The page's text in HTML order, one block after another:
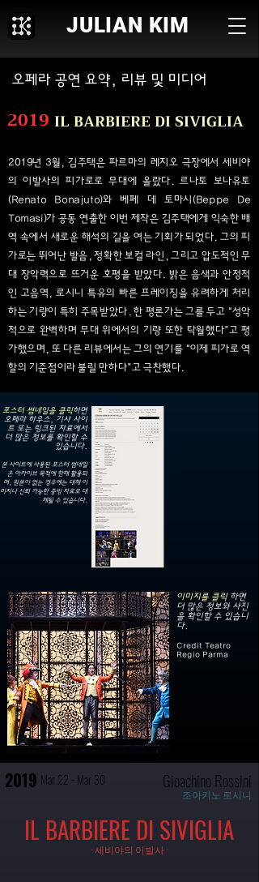
JULIAN KIM
오페라 공연 요약, 리뷰 및 미디어
2019 IL BARBIERE DI SIVIGLIA
2019년 3월, 김주택은 파르마의 레지오 극장에서 세비야
의 이발사의 피가로로 무대에 올랐다. 르나토 보나유토
(Renato Bonajuto)와 베페 데 토마시(Beppe De
Tomasi)가 공동 연출한 이번 제작은 김주택에게 익숙한 배
역 속에서 새로운 해석의 길을 여는 기회가 되었다. 그의 피
가로는 뛰어난 발음, 정확한 보컬 라인, 그리고 압도적인 무
대 장악력으로 뜨거운 호평을 받았다. 밝은 음색과 안정적
인 고음역, 로시니 특유의 빠른 프레이징을 유려하게 처리
하는 기량이 특히 주목받았다. 한 평론가는 그를 두고 “성악
적으로 완벽하며 무대 위에서의 기량 또한 탁월했다”고 평
가했으며, 또 다른 리뷰에서는 그의 연기를 “이제 피가로 역
할의 기준점이라 불릴 만하다”고 극찬했다.
포스터 썸네일을 클릭하면
오페라 하우스, 기사 사이
트 또는 링크된 자료에서
더 많은 정보를 확인할 수
있습니다.
본 사이트에 사용된 포스터 썸네일
은 아카이브 목적에 한해 활용되
며, 원본이 없는 경우에는 대체 이
미지나 신뢰 가능한 증빙 자료로 대
체될 수 있습니다.
이미지를 클릭 하면
더 많은 정보와 사진
을 확인할 수 있습니
다.
Credit Teatro
Regio Parma
2019 Mar 22 - Mar 30 Gioachino Rossini
조아키노 로시니
IL BARBIERE DI SIVIGLIA
- 세비야의 이발사 -